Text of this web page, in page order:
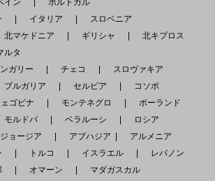
イン
ポルトガル
イタリア
スロベニア
北マケドニア ギリシャ
北キプロス
ルタ
ガリー チェコ
スロヴァキア
ブルガリア セルビア
コソボ
ゴビナ
モンテネグロ
ポーランド
モルドバ ベラルーシ
ロシア
ョージア アブハジア
アルメニア
トルコ イスラエル
レバノン
オマーン
マダガスカル